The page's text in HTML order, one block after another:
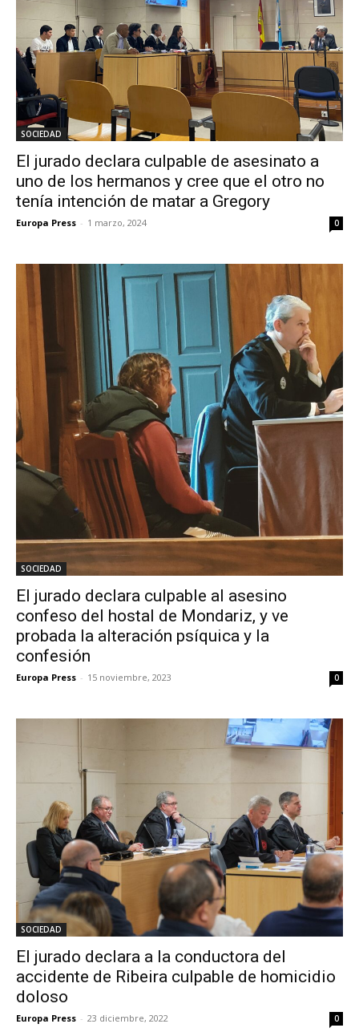
SOCIEDAD
El jurado declara culpable de asesinato a
uno de los hermanos y cree que el otro no
tenía intención de matar a Gregory
Europa Press - 1 marzo, 2024 0
SOCIEDAD
El jurado declara culpable al asesino
confeso del hostal de Mondariz, y ve
probada la alteración psíquica y la
confesión
Europa Press - 15 noviembre, 2023 0
SOCIEDAD
El jurado declara a la conductora del
accidente de Ribeira culpable de homicidio
doloso
Europa Press - 23 diciembre, 2022 0